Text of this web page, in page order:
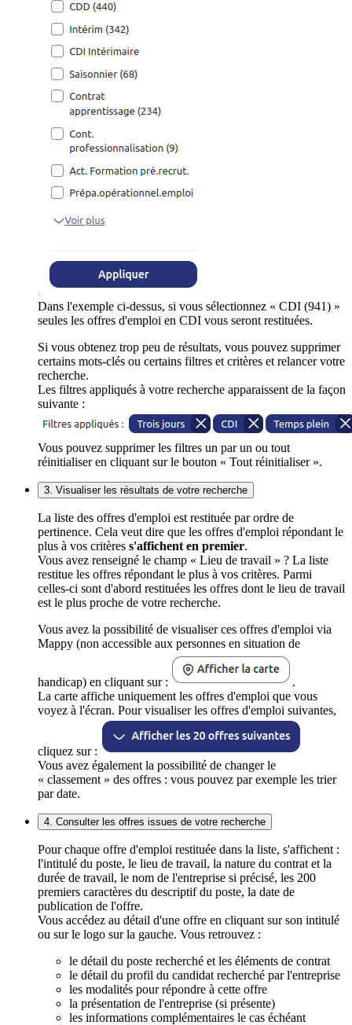
Dans l'exemple ci-dessus, si vous sélectionnez « CDI (941) »
seules les offres d'emploi en CDI vous seront restituées.
Si vous obtenez trop peu de résultats, vous pouvez supprimer
certains mots-clés ou certains filtres et critères et relancer votre
recherche.
Les filtres appliqués à votre recherche apparaissent de la façon
suivante :
Vous pouvez supprimer les filtres un par un ou tout
réinitialiser en cliquant sur le bouton « Tout réinitialiser ».
3. Visualiser les résultats de votre recherche
La liste des offres d'emploi est restituée par ordre de
pertinence. Cela veut dire que les offres d'emploi répondant le
plus à vos critères s'affichent en premier.
Vous avez renseigné le champ « Lieu de travail » ? La liste
restitue les offres répondant le plus à vos critères. Parmi
celles-ci sont d'abord restituées les offres dont le lieu de travail
est le plus proche de votre recherche.
Vous avez la possibilité de visualiser ces offres d'emploi via
Mappy (non accessible aux personnes en situation de
handicap) en cliquant sur :
.
La carte affiche uniquement les offres d'emploi que vous
voyez à l'écran. Pour visualiser les offres d'emploi suivantes,
cliquez sur :
Vous avez également la possibilité de changer le
« classement » des offres : vous pouvez par exemple les trier
par date.
4. Consulter les offres issues de votre recherche
Pour chaque offre d'emploi restituée dans la liste, s'affichent :
l'intitulé du poste, le lieu de travail, la nature du contrat et la
durée de travail, le nom de l'entreprise si précisé, les 200
premiers caractères du descriptif du poste, la date de
publication de l'offre.
Vous accédez au détail d'une offre en cliquant sur son intitulé
ou sur le logo sur la gauche. Vous retrouvez :
le détail du poste recherché et les éléments de contrat
le détail du profil du candidat recherché par l'entreprise
les modalités pour répondre à cette offre
la présentation de l'entreprise (si présente)
les informations complémentaires le cas échéant